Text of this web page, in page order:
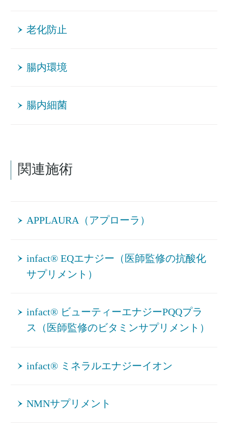
老化防止
腸内環境
腸内細菌
関連施術
APPLAURA（アプローラ）
infact® EQエナジー（医師監修の抗酸化
サプリメント）
infact® ビューティーエナジーPQQプラ
ス（医師監修のビタミンサプリメント）
infact® ミネラルエナジーイオン
NMNサプリメント